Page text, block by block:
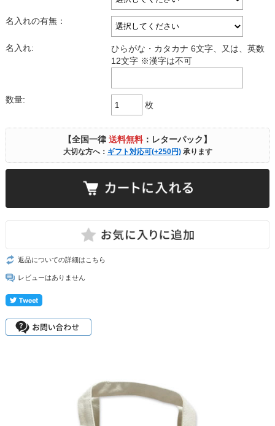
名入れの有無：
名入れ:
ひらがな・カタカナ 6文字、又は、英数
12文字 ※漢字は不可
数量:
枚
【全国一律送料無料 ：レターパック】
大切な方へ： ギフト対応可(+250円)承ります
返品についての詳細はこちら
レビューはありません